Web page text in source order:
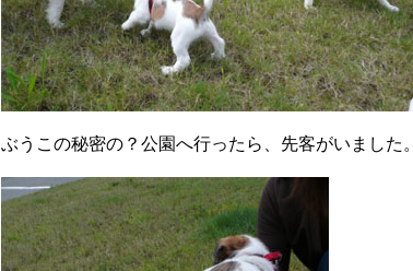
ぶうこの秘密の？公園へ行ったら、先客がいました。